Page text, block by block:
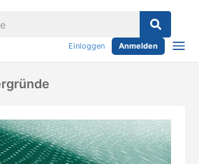
Einloggen Anmelden